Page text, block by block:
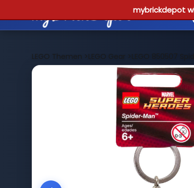
mybrickdepot
LEGO Themen >LEGO Gear >LEGO 850507